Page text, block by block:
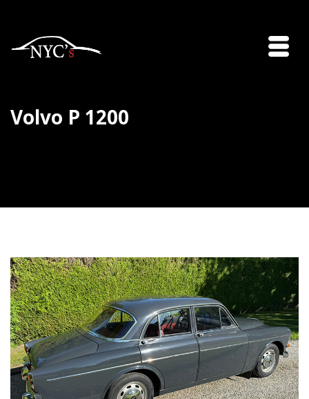
Volvo P 1200